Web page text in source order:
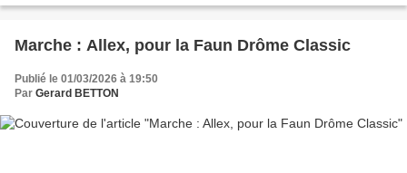
Marche : Allex, pour la Faun Drôme Classic
Publié le 01/03/2026 à 19:50
Par Gerard BETTON